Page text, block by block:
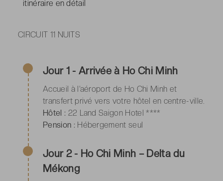
itinéraire en détail
CIRCUIT 11 NUITS
Jour 1 - Arrivée à Ho Chi Minh
Accueil à l’aéroport de Ho Chi Minh et
transfert privé vers votre hôtel en centre-ville.
Hôtel : 22 Land Saigon Hotel ****
Pension : Hébergement seul
Jour 2 - Ho Chi Minh – Delta du
Mékong